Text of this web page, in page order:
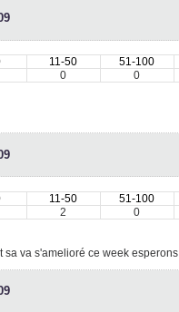
11-50 51-100
0 0
11-50 51-100
2 0
va s'amelioré ce week esperons